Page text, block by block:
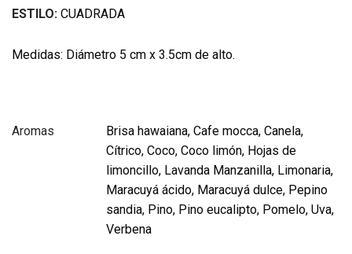
ESTILO: CUADRADA
Medidas: Diámetro 5 cm x 3.5cm de alto.
Aromas
Brisa hawaiana, Cafe mocca, Canela,
Cítrico, Coco, Coco limón, Hojas de
limoncillo, Lavanda Manzanilla, Limonaria,
Maracuyá ácido, Maracuyá dulce, Pepino
sandia, Pino, Pino eucalipto, Pomelo, Uva,
Verbena